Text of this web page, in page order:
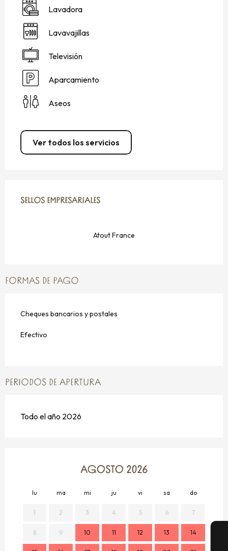
Lavadora
Lavavajillas
Televisión
Aparcamiento
Aseos
Ver todos los servicios
SELLOS EMPRESARIALES
SELLOS EMPRESARIALES
Atout France
FORMAS DE PAGO
Cheques bancarios y postales
Efectivo
PERIODOS DE APERTURA
Todo el año 2026
AGOSTO 2026
lu ma mi ju vi sa do
1 2 3 4 5 6 7
8 9 10 11 12 13 14